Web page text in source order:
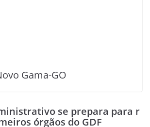
Gama-GO
se prepara para r
órgãos do GDF